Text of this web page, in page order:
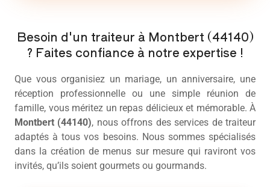
Besoin d'un traiteur à Montbert (44140)
? Faites confiance à notre expertise !
Que vous organisiez un mariage, un anniversaire, une
réception professionnelle ou une simple réunion de
famille, vous méritez un repas délicieux et mémorable. À
Montbert (44140), nous offrons des services detraiteur
adaptés à tous vos besoins. Nous sommes spécialisés
dans la création de menus sur mesure qui raviront vos
invités, qu’ils soient gourmets ou gourmands.